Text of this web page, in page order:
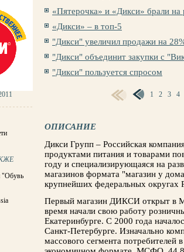
"Обувь
«Пятерочка» и «Дикси» брали на
«Дикси» – в топ-5
"Дикси" увеличил продажи на
"Дикси" объединит закупки с
"Дикси" пользуется спросом
1 2 3 4
ОПИСАНИЕ
Дикси Групп – Российская
продуктами питания и товарами
году и специализирующаяся на
магазинов формата "магазин у
крупнейших федеральных округах
Первый магазин ДИКСИ открыт в
время начали свою работу
Екатеринбурге. С 2000 года
Санкт-Петербурге. Изначально
массового сегмента потребителей